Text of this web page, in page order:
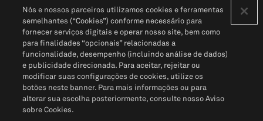
Política de PrivacidadePortal de privacidade do cliente (em inglês)
Não Venda Minhas Informações Pessoais© 2026 S&P Global
Nós e nossos parceiros utilizamos cookies e ferramentas
semelhantes (“Cookies”) conforme necessário para
fornecer serviços digitais e operar nosso site, bem como
para finalidades “opcionais” relacionadas a
funcionalidade, desempenho (incluindo análise de dados)
e publicidade direcionada. Para aceitar, rejeitar ou
modificar suas configurações de cookies, utilize os
botões neste banner. Para mais informações ou para
alterar sua escolha posteriormente, consulte nosso Aviso
sobre Cookies.